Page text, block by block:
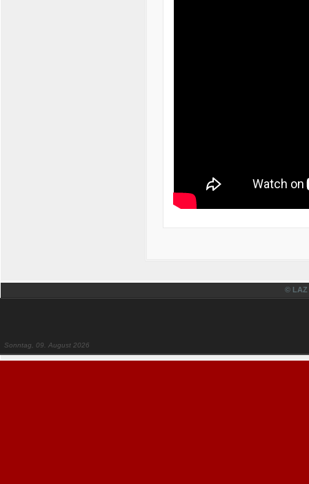
© LAZ
Sonntag, 09. August 2026